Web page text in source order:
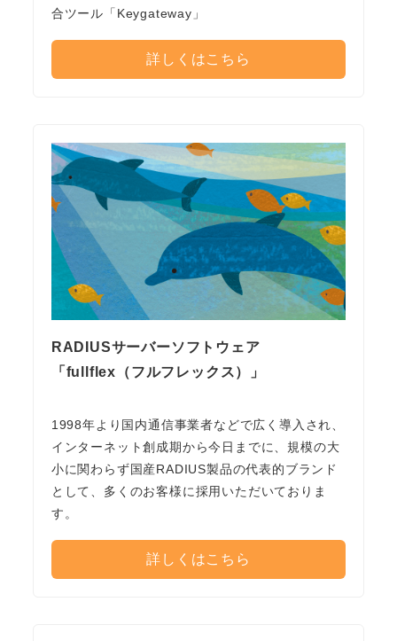
合ツール「Keygateway」
詳しくはこちら
RADIUSサーバーソフトウェア
「fullflex（フルフレックス）」
1998年より国内通信事業者などで広く導入され、
インターネット創成期から今日までに、規模の大
小に関わらず国産RADIUS製品の代表的ブランド
として、多くのお客様に採用いただいておりま
す。
詳しくはこちら